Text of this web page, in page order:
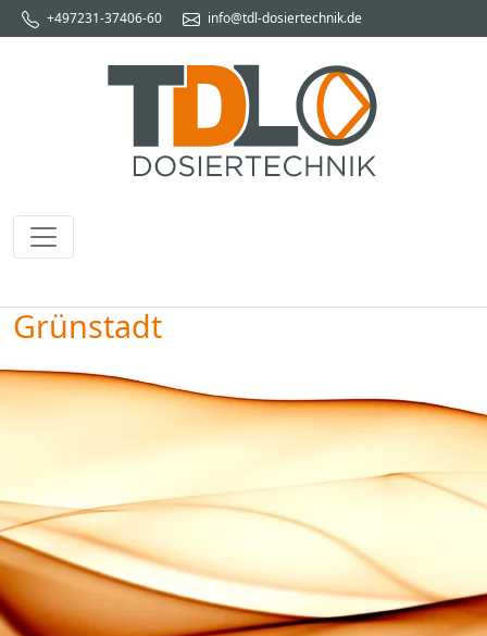
+497231-37406-60 info@tdl-dosiertechnik.de
Grünstadt